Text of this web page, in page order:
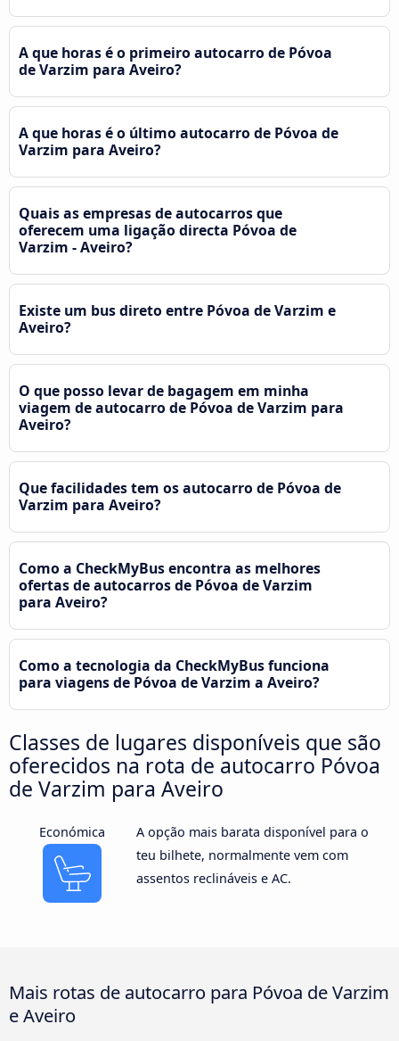
A que horas é o primeiro autocarro de Póvoa
de Varzim para Aveiro?
A que horas é o último autocarro de Póvoa de
Varzim para Aveiro?
Quais as empresas de autocarros que
oferecem uma ligação directa Póvoa de
Varzim - Aveiro?
Existe um bus direto entre Póvoa de Varzim e
Aveiro?
O que posso levar de bagagem em minha
viagem de autocarro de Póvoa de Varzim para
Aveiro?
Que facilidades tem os autocarro de Póvoa de
Varzim para Aveiro?
Como a CheckMyBus encontra as melhores
ofertas de autocarros de Póvoa de Varzim
para Aveiro?
Como a tecnologia da CheckMyBus funciona
para viagens de Póvoa de Varzim a Aveiro?
Classes de lugares disponíveis que são
oferecidos na rota de autocarro Póvoa
de Varzim para Aveiro
Económica
A opção mais barata disponível para o
teu bilhete, normalmente vem com
assentos reclináveis e AC.
Mais rotas de autocarro para Póvoa de Varzim
e Aveiro